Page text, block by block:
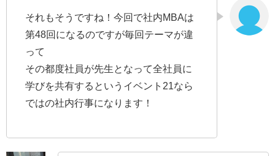
それもそうですね！今回で社内MBAは
第48回になるのですが毎回テーマが違
って
その都度社員が先生となって全社員に
学びを共有するというイベント21なら
ではの社内行事になります！